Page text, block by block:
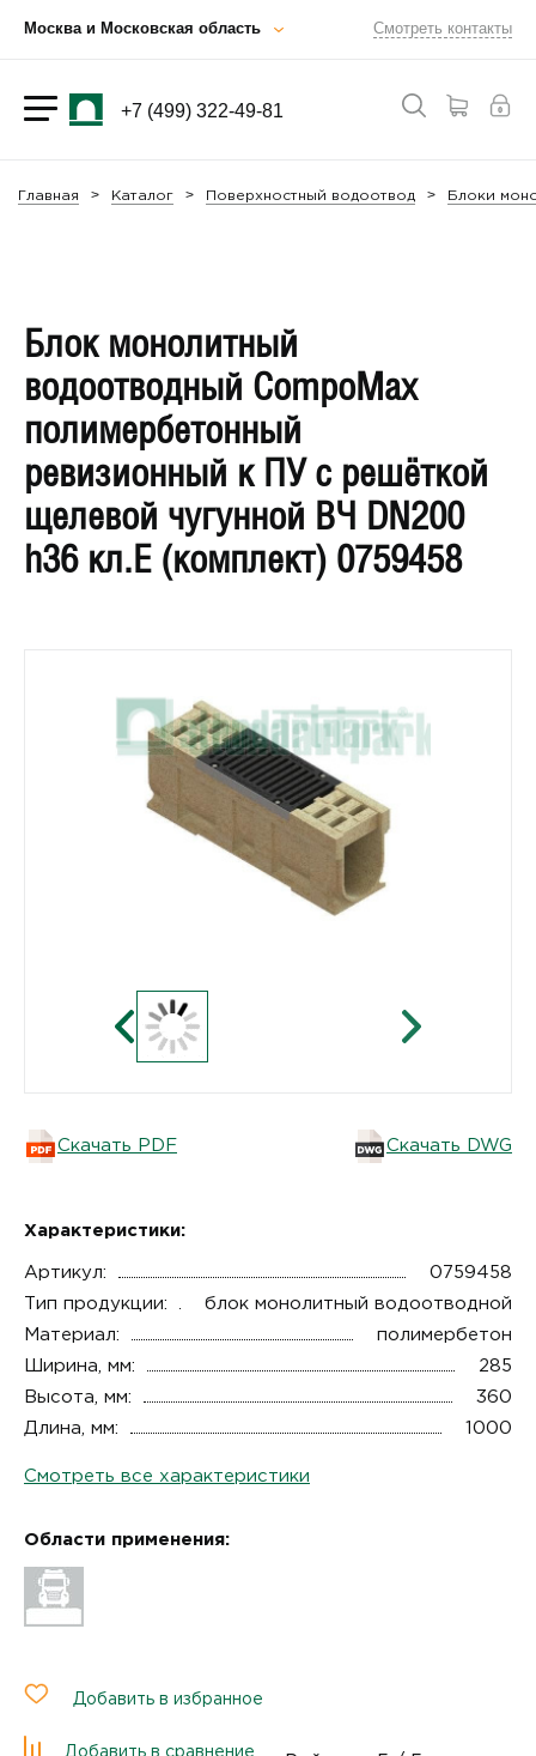
Москва и Московская область Смотреть контакты
+7 (499) 322-49-81
Главная Каталог Поверхностный водоотвод Блоки
Блок монолитный
водоотводный CompoMax
полимербетонный
ревизионный к ПУ с решёткой
щелевой чугунной ВЧ DN200
h36 кл.Е (комплект) 0759458
Скачать PDF Скачать DWG
Характеристики:
Артикул:
0759458
Тип продукции:
блок монолитный водоотводной
Материал:
полимербетон
Ширина, мм:
285
Высота, мм:
360
Длина, мм:
1000
Смотреть все характеристики
Области применения:
Добавить в избранное
Добавить в сравнение